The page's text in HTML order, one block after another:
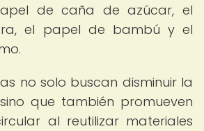
de caña de azúcar, el
el papel de bambú y el
no solo buscan disminuir la
que también promueven
al reutilizar materiales